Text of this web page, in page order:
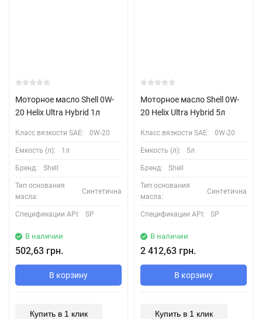
Моторное масло Shell 0W-
20 Helix Ultra Hybrid 1л
Класс вязкости SAE: 0W-20
Емкость (л): 1л
Бренд: Shell
Тип основания
масла:
Синтетична
Спецификации API: SP
В наличии
502,63 грн.
В корзину
Купить в 1 клик
Моторное масло Shell 0W-
20 Helix Ultra Hybrid 5л
Класс вязкости SAE: 0W-20
Емкость (л): 5л
Бренд: Shell
Тип основания
масла:
Синтетична
Спецификации API: SP
В наличии
2 412,63 грн.
В корзину
Купить в 1 клик